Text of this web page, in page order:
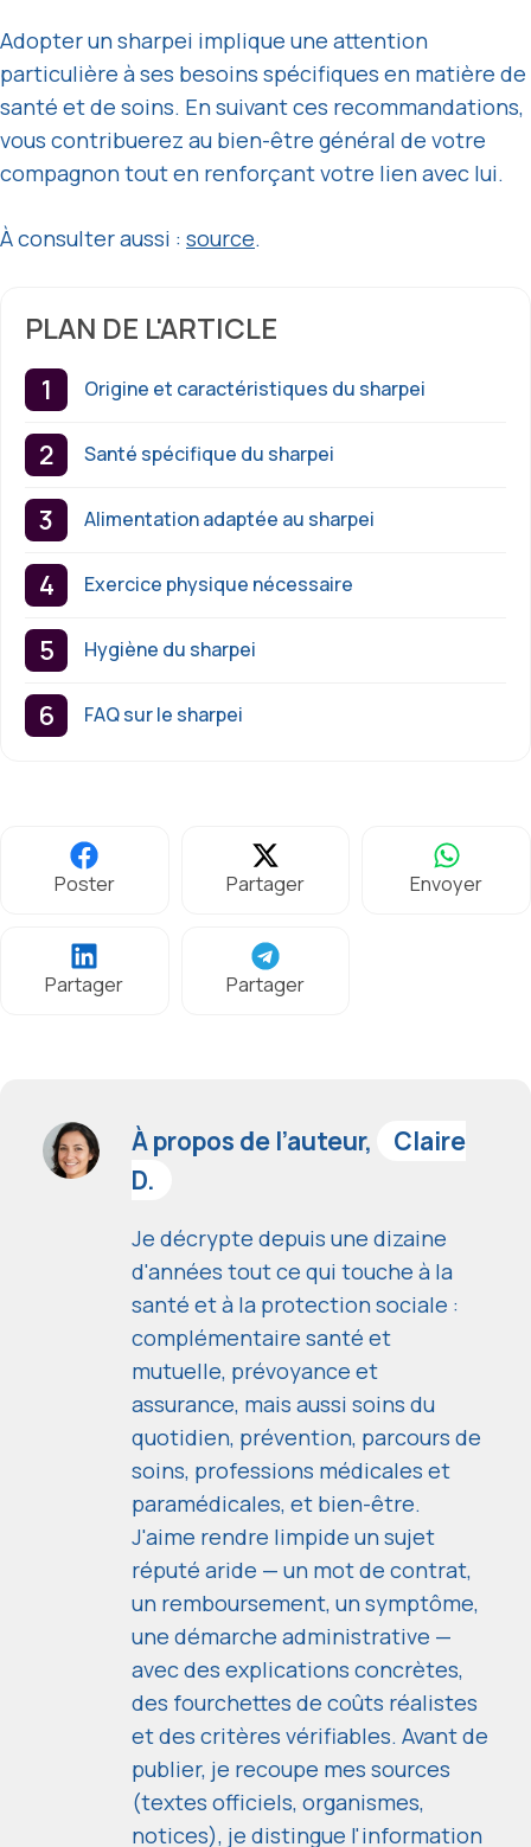
Adopter un sharpei implique une attention
particulière à ses besoins spécifiques en matière de
santé et de soins. En suivant ces recommandations,
vous contribuerez au bien-être général de votre
compagnon tout en renforçant votre lien avec lui.
À consulter aussi : source.
PLAN DE L'ARTICLE
Origine et caractéristiques du sharpei
Santé spécifique du sharpei
Alimentation adaptée au sharpei
Exercice physique nécessaire
Hygiène du sharpei
FAQ sur le sharpei
Poster Partager Envoyer
Partager Partager
À propos de l’auteur,
Claire
D.
Je décrypte depuis une dizaine
d'années tout ce qui touche à la
santé et à la protection sociale :
complémentaire santé et
mutuelle, prévoyance et
assurance, mais aussi soins du
quotidien, prévention, parcours de
soins, professions médicales et
paramédicales, et bien-être.
J'aime rendre limpide un sujet
réputé aride — un mot de contrat,
un remboursement, un symptôme,
une démarche administrative —
avec des explications concrètes,
des fourchettes de coûts réalistes
et des critères vérifiables. Avant de
publier, je recoupe mes sources
(textes officiels, organismes,
notices), je distingue l'information